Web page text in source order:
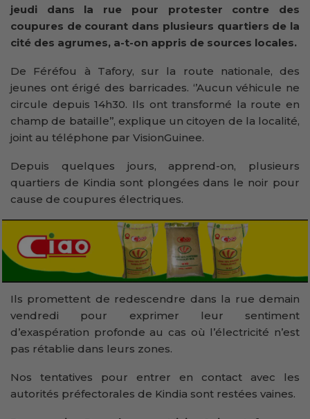
jeudi dans la rue pour protester contre des
coupures de courant dans plusieurs quartiers de la
cité des agrumes, a-t-on appris de sources locales.
De Féréfou à Tafory, sur la route nationale, des
jeunes ont érigé des barricades. ‘’Aucun véhicule ne
circule depuis 14h30. Ils ont transformé la route en
champ de bataille’’, explique un citoyen de la localité,
joint au téléphone par VisionGuinee.
Depuis quelques jours, apprend-on, plusieurs
quartiers de Kindia sont plongées dans le noir pour
cause de coupures électriques.
Ils promettent de redescendre dans la rue demain
vendredi pour exprimer leur sentiment
d’exaspération profonde au cas où l’électricité n’est
pas rétablie dans leurs zones.
Nos tentatives pour entrer en contact avec les
autorités préfectorales de Kindia sont restées vaines.